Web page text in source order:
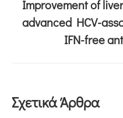
Improvement of
advanced HCV-
IFN-free
Σχετικά Άρθρα